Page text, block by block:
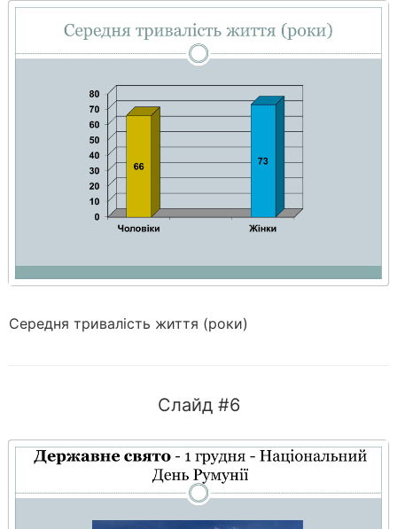
Середня тривалість життя (роки)
Слайд #6